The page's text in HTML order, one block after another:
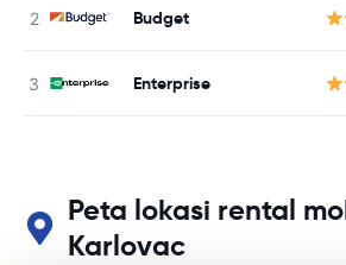
Budget
Enterprise
Peta lokasi rental
Karlovac